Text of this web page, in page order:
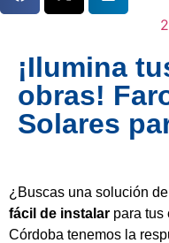
¡Ilumina
obras!
Solares
¿Buscas una solución
fácil de instalar para tus
Córdoba tenemos la